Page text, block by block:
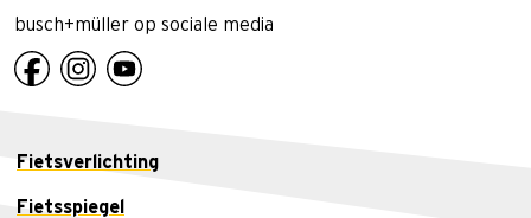
busch+müller op sociale media
Fietsverlichting
Fietsspiegel